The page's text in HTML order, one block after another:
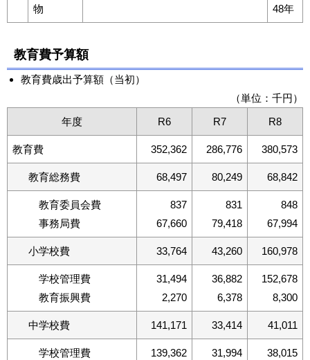
物
48年
教育費予算額
教育費歳出予算額（当初）
（単位：千円）
年度
R6 R7 R8
教育費 352,362 286,776 380,573
教育総務費 68,497 80,249 68,842
教育委員会費
事務局費
837
67,660
831
79,418
848
67,994
小学校費 33,764 43,260 160,978
学校管理費
教育振興費
31,494
2,270
36,882
6,378
152,678
8,300
中学校費 141,171 33,414 41,011
学校管理費
139,362
31,994
38,015